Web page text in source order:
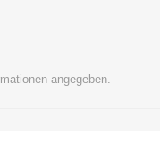
angegeben.